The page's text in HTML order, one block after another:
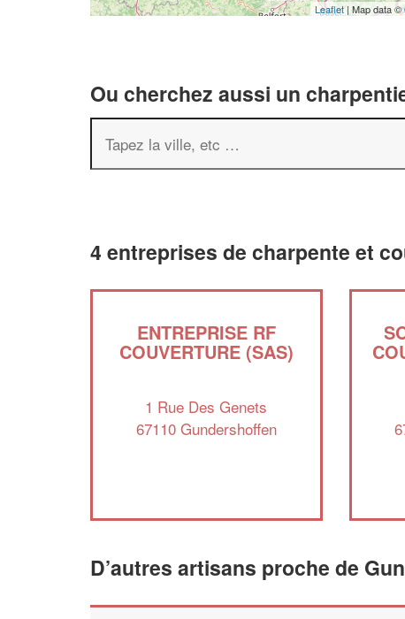
Leaflet | Map data ©
Ou cherchez aussi un
4 entreprises de charpente et
ENTREPRISE RF
COUVERTURE (SAS)
1 Rue Des Genets
67110 Gundershoffen
D’autres artisans proche de